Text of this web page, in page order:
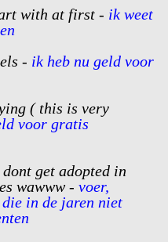
with at first - ik weet
- ik heb nu geld voor
( this is very
voor gratis
get adopted in
wawww - voer,
in de jaren niet